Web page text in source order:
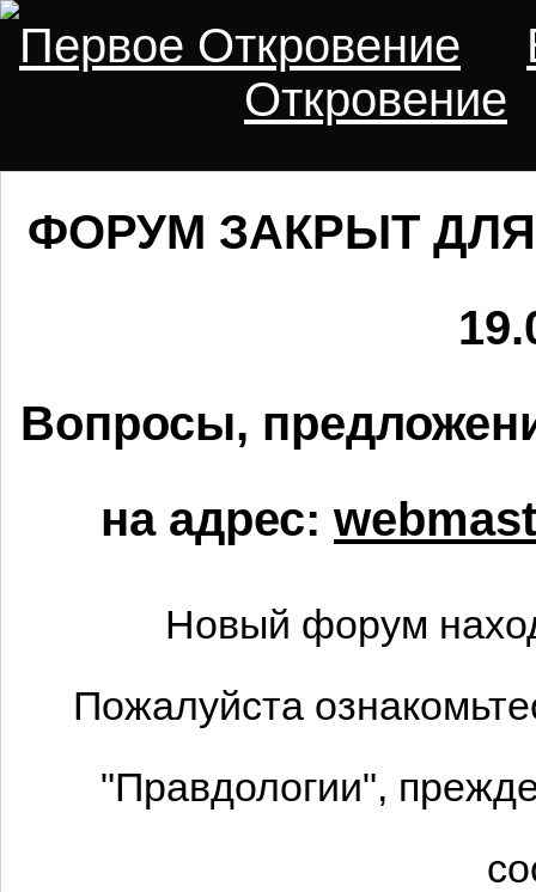
Первое Откровение
Откровение
ФОРУМ ЗАКРЫТ
Вопросы,
на адрес:
Новый форум
Пожалуйста
"Правдологии",